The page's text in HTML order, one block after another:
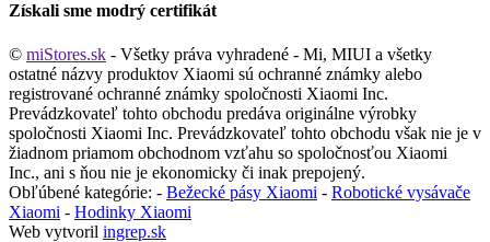
Získali sme modrý certifikát
© miStores.sk - Všetky práva vyhradené - Mi, MIUI a všetky
ostatné názvy produktov Xiaomi sú ochranné známky alebo
registrované ochranné známky spoločnosti Xiaomi Inc.
Prevádzkovateľ tohto obchodu predáva originálne výrobky
spoločnosti Xiaomi Inc. Prevádzkovateľ tohto obchodu však nie je v
žiadnom priamom obchodnom vzťahu so spoločnosťou Xiaomi
Inc., ani s ňou nie je ekonomicky či inak prepojený.
Obľúbené kategórie: - Bežecké pásy Xiaomi - Robotické vysávače
Xiaomi - Hodinky Xiaomi
Web vytvoril ingrep.sk